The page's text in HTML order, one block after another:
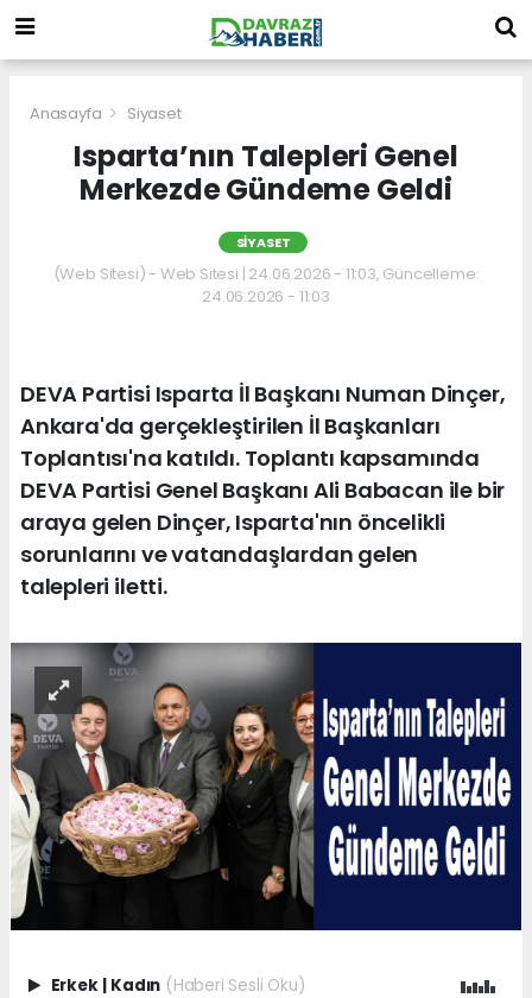
Anasayfa Siyaset
Isparta’nın Talepleri Genel
Merkezde Gündeme Geldi
SIYASET
(Web Sitesi) - Web Sitesi | 24.06.2026 - 11:03, Güncelleme:
24.06.2026 - 11:03
DEVA Partisi Isparta İl Başkanı Numan Dinçer,
Ankara'da gerçekleştirilen İl Başkanları
Toplantısı'na katıldı. Toplantı kapsamında
DEVA Partisi Genel Başkanı Ali Babacan ile bir
araya gelen Dinçer, Isparta'nın öncelikli
sorunlarını ve vatandaşlardan gelen
talepleri iletti.
Erkek | Kadın (Haberi Sesli Oku)